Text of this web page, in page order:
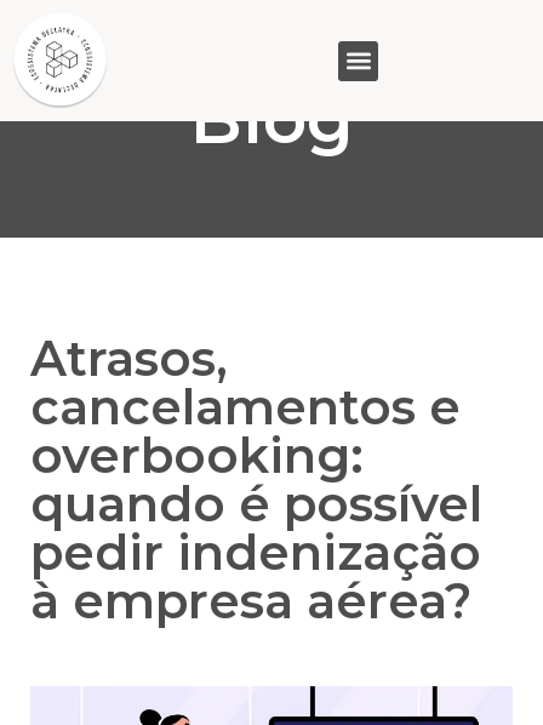
Blog
Atrasos,
cancelamentos e
overbooking:
quando é possível
pedir indenização
à empresa aérea?